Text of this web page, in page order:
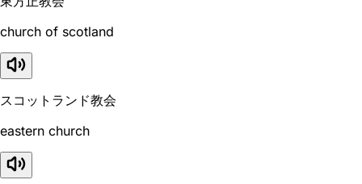
church of scotland
スコットランド教会
eastern church